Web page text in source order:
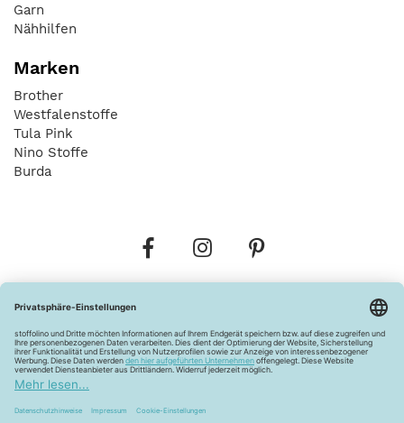
Garn
Nähhilfen
Marken
Brother
Westfalenstoffe
Tula Pink
Nino Stoffe
Burda
Widerrufsbelehrung Vertrag widerrufen
Barrierefreiheitserklärung